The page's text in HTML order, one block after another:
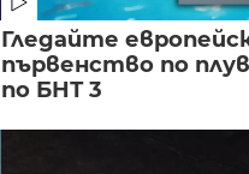
Гледайте
първенство по
по БНТ 3